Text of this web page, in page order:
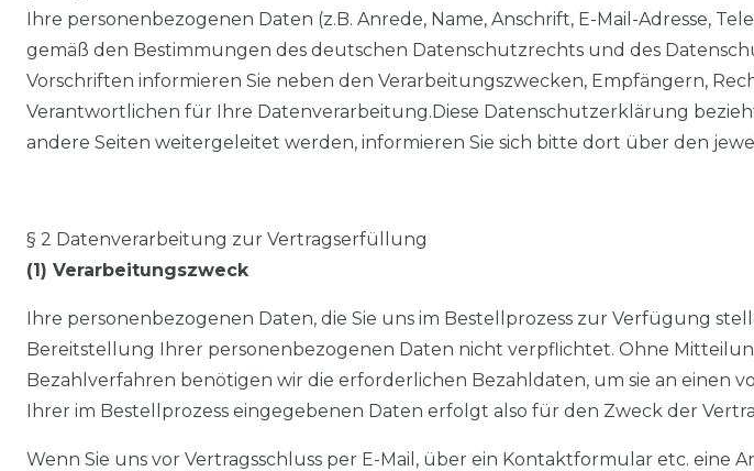
Ihre personenbezogenen Daten (z.B. Anrede, Name, Anschrift, E-Mail-Adresse,
gemäß den Bestimmungen des deutschen Datenschutzrechts und des
Vorschriften informieren Sie neben den Verarbeitungszwecken, Empfängern,
Verantwortlichen für Ihre Datenverarbeitung.Diese Datenschutzerklärung
andere Seiten weitergeleitet werden, informieren Sie sich bitte dort über den
§ 2 Datenverarbeitung zur Vertragserfüllung
(1) Verarbeitungszweck
Ihre personenbezogenen Daten, die Sie uns im Bestellprozess zur Verfügung
Bereitstellung Ihrer personenbezogenen Daten nicht verpflichtet. Ohne
Bezahlverfahren benötigen wir die erforderlichen Bezahldaten, um sie an einen
Ihrer im Bestellprozess eingegebenen Daten erfolgt also für den Zweck der
Wenn Sie uns vor Vertragsschluss per E-Mail, über ein Kontaktformular etc.